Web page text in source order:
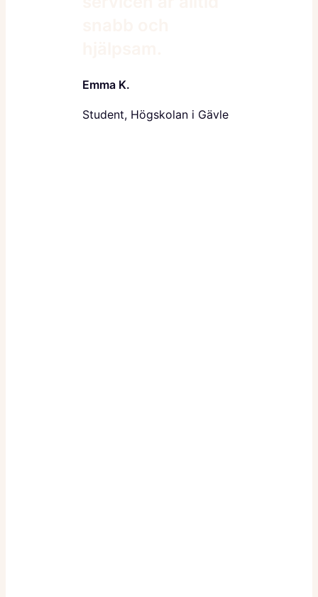
Emma K.
Student, Högskolan i Gävle